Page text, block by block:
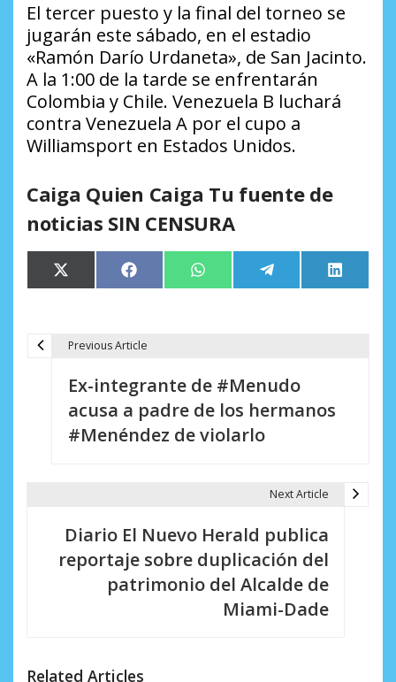
El tercer puesto y la final del torneo se
jugarán este sábado, en el estadio
«Ramón Darío Urdaneta», de San Jacinto.
A la 1:00 de la tarde se enfrentarán
Colombia y Chile. Venezuela B luchará
contra Venezuela A por el cupo a
Williamsport en Estados Unidos.
Caiga Quien Caiga Tu fuente de
noticias SIN CENSURA
Compartir
en
X
(Twitter)
Compartir
en
Facebook Compartir
en
WhatsApp Compartir
en
Telegram
en
LinkedIn
Previous Article
Ex-integrante de #Menudo
acusa a padre de los hermanos
#Menéndez de violarlo
Next Article
Diario El Nuevo Herald publica
reportaje sobre duplicación del
patrimonio del Alcalde de
Miami-Dade
Related Articles